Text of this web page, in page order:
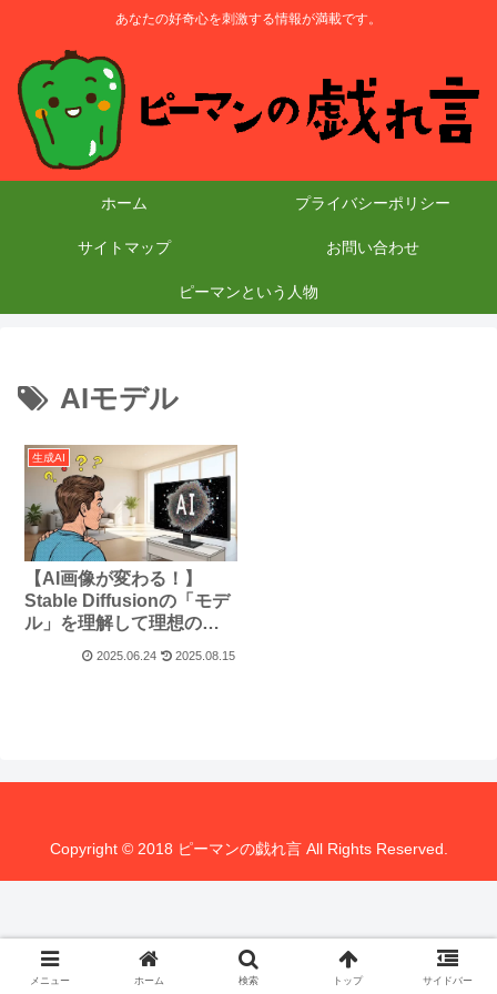
あなたの好奇心を刺激する情報が満載です。
ホーム プライバシーポリシー
サイトマップ お問い合わせ
ピーマンという人物
AIモデル
生成AI
【AI画像が変わる！】
Stable Diffusionの「モデ
ル」を理解して理想の画
2025.06.24 2025.08.15
Copyright © 2018 ピーマンの戯れ言 All Rights Reserved.
メニュー ホーム 検索 トップ サイドバー